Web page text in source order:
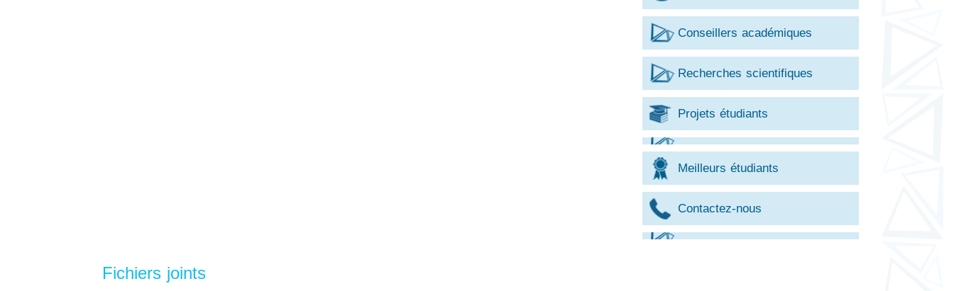
Conseillers académiques
Recherches scientifiques
Projets étudiants
Meilleurs étudiants
Contactez-nous
Fichiers joints